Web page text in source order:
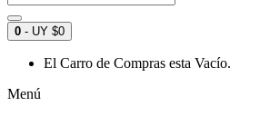
0 - UY $0
El Carro de Compras esta Vacío.
Menú